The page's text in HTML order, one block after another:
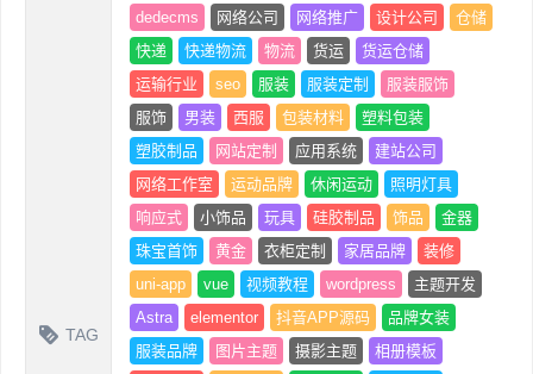
TAG
dedecms
网络公司 网络推广 设计公司
仓储
快递
快递物流 物流 货运
货运仓储
运输行业
seo 服装 服装定制
服装服饰
服饰
男装 西服 包装材料
塑料包装
塑胶制品
网站定制 应用系统
建站公司
网络工作室
运动品牌 休闲运动
照明灯具
响应式
小饰品 玩具 硅胶制品 饰品
金器
珠宝首饰
黄金 衣柜定制 家居品牌
装修
uni-app
vue 视频教程 wordpress
主题开发
Astra
elementor 抖音APP源码
品牌女装
服装品牌
图片主题 摄影主题
相册模板